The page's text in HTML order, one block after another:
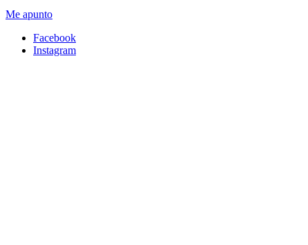
Me apunto
Facebook
Instagram